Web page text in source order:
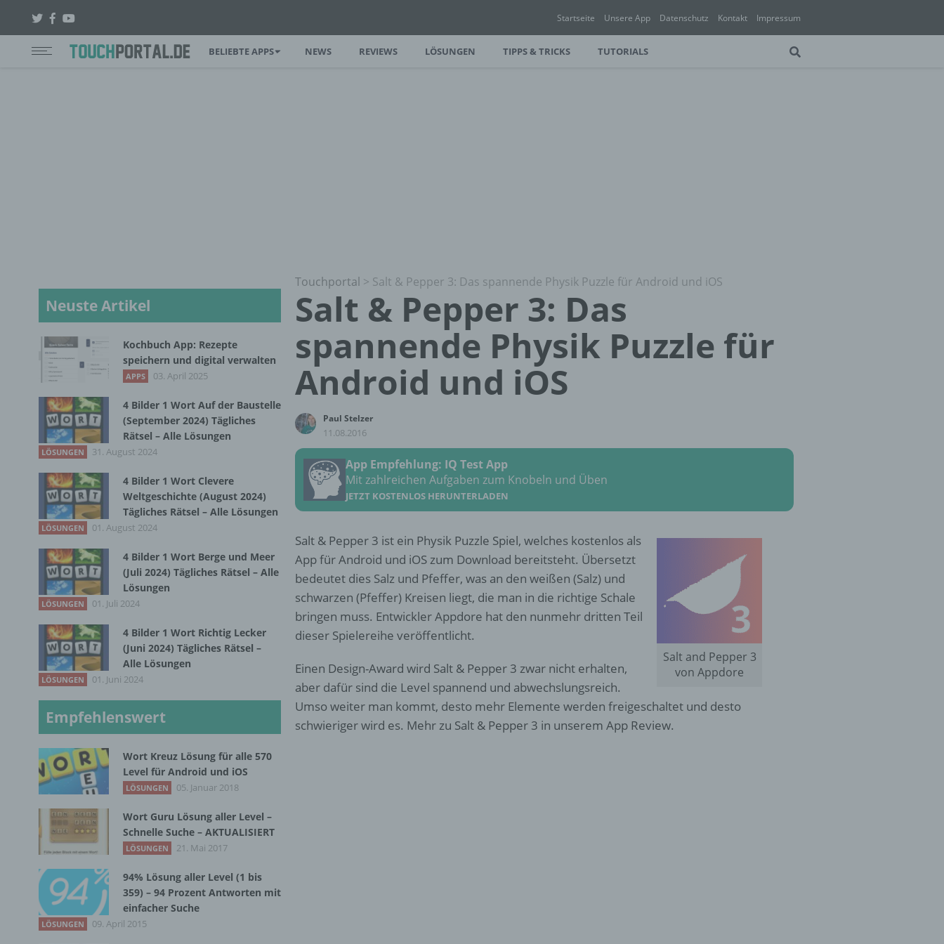
Startseite Unsere App Datenschutz Kontakt Impressum
BELIEBTE APPS NEWS REVIEWS LÖSUNGEN TIPPS & TRICKS TUTORIALS
Touchportal > Salt & Pepper 3: Das spannende Physik Puzzle für Android und iOS
Salt & Pepper 3: Das
spannende Physik Puzzle für
Android und iOS
Paul Stelzer
11.08.2016
App Empfehlung: IQ Test App
Mit zahlreichen Aufgaben zum Knobeln und Üben
JETZT KOSTENLOS HERUNTERLADEN
Salt and Pepper 3
von Appdore
Salt & Pepper 3 ist ein Physik Puzzle Spiel, welches kostenlos als
App für Android und iOS zum Download bereitsteht. Übersetzt
bedeutet dies Salz und Pfeffer, was an den weißen (Salz) und
schwarzen (Pfeffer) Kreisen liegt, die man in die richtige Schale
bringen muss. Entwickler Appdore hat den nunmehr dritten Teil
dieser Spielereihe veröffentlicht.
Einen Design-Award wird Salt & Pepper 3 zwar nicht erhalten,
aber dafür sind die Level spannend und abwechslungsreich.
Umso weiter man kommt, desto mehr Elemente werden freigeschaltet und desto
schwieriger wird es. Mehr zu Salt & Pepper 3 in unserem App Review.
Neuste Artikel
Kochbuch App: Rezepte
speichern und digital verwalten
APPS 03. April 2025
4 Bilder 1 Wort Auf der Baustelle
(September 2024) Tägliches
Rätsel – Alle Lösungen
LÖSUNGEN 31. August 2024
4 Bilder 1 Wort Clevere
Weltgeschichte (August 2024)
Tägliches Rätsel – Alle Lösungen
LÖSUNGEN 01. August 2024
4 Bilder 1 Wort Berge und Meer
(Juli 2024) Tägliches Rätsel – Alle
Lösungen
LÖSUNGEN 01. Juli 2024
4 Bilder 1 Wort Richtig Lecker
(Juni 2024) Tägliches Rätsel –
Alle Lösungen
LÖSUNGEN 01. Juni 2024
Empfehlenswert
Wort Kreuz Lösung für alle 570
Level für Android und iOS
LÖSUNGEN 05. Januar 2018
Wort Guru Lösung aller Level –
Schnelle Suche – AKTUALISIERT
LÖSUNGEN 21. Mai 2017
94% Lösung aller Level (1 bis
359) – 94 Prozent Antworten mit
einfacher Suche
LÖSUNGEN 09. April 2015